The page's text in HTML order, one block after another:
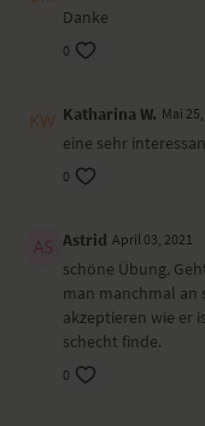
Danke
0
Katharina W. Mai
eine sehr
0
Astrid April 03, 2021
schöne Übung.
man manchmal an
akzeptieren wie er
schecht finde.
0